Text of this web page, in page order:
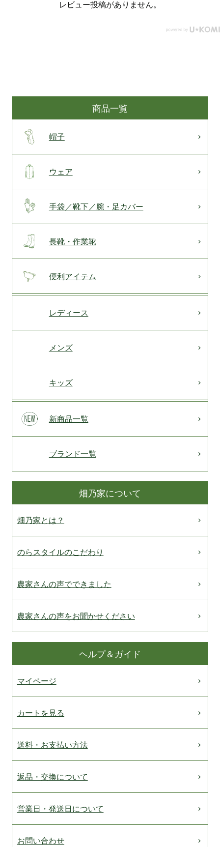
レビュー投稿がありません。
商品一覧
帽子
ウェア
手袋／靴下／腕・足カバー
長靴・作業靴
便利アイテム
レディース
メンズ
キッズ
新商品一覧
ブランド一覧
畑乃家について
畑乃家とは？
のらスタイルのこだわり
農家さんの声でできました
農家さんの声をお聞かせください
ヘルプ＆ガイド
マイページ
カートを見る
送料・お支払い方法
返品・交換について
営業日・発送日について
お問い合わせ